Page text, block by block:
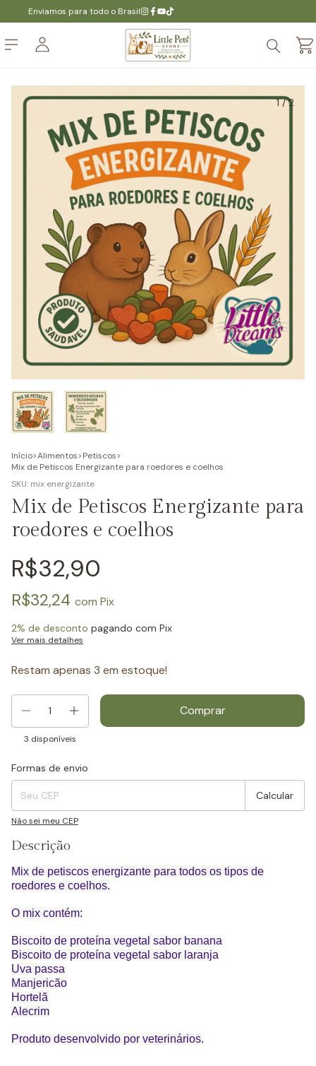
Enviamos para todo o Brasil
1/2
Início>Alimentos>Petiscos>
Mix de Petiscos Energizante para roedores e coelhos
SKU: mix energizante
Mix de Petiscos Energizante para
roedores e coelhos
R$32,90
R$32,24 com Pix
2% de desconto pagando com Pix
Ver mais detalhes
Restam apenas 3 em estoque!
3 disponíveis
Entregas para o CEP:
Formas de envio
Calcular
Não sei meu CEP
Descrição
Mix de petiscos energizante para todos os tipos de
roedores e coelhos.
O mix contém:
Biscoito de proteína vegetal sabor banana
Biscoito de proteína vegetal sabor laranja
Uva passa
Manjericão
Hortelã
Alecrim
Produto desenvolvido por veterinários.